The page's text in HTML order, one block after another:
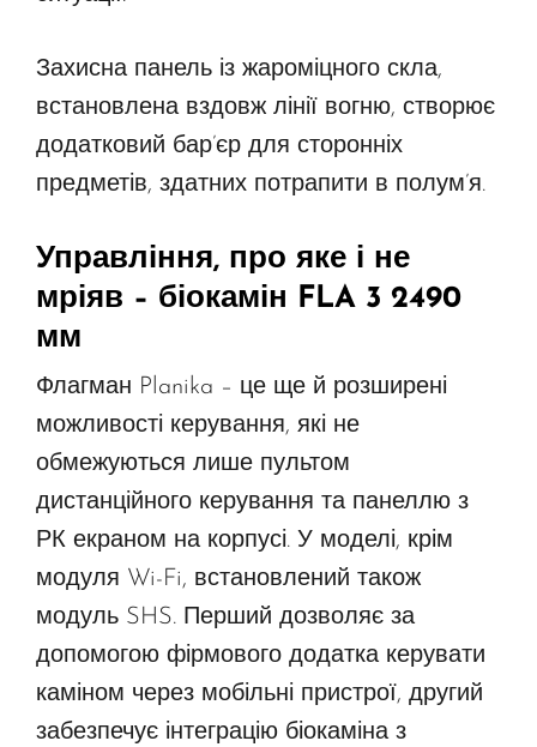
Захисна панель із жароміцного скла,
встановлена вздовж лінії вогню, створює
додатковий бар’єр для сторонніх
предметів, здатних потрапити в полум’я.
Управління, про яке і не
мріяв – біокамін FLA 3 2490
мм
Флагман Planika – це ще й розширені
можливості керування, які не
обмежуються лише пультом
дистанційного керування та панеллю з
РК екраном на корпусі. У моделі, крім
модуля Wi-Fi, встановлений також
модуль SHS. Перший дозволяє за
допомогою фірмового додатка керувати
каміном через мобільні пристрої, другий
забезпечує інтеграцію біокаміна з